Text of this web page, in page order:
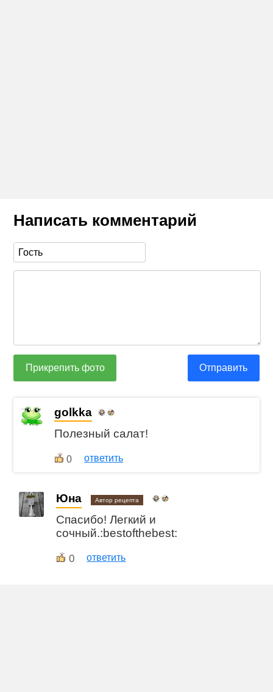
Написать комментарий
Прикрепить фото Отправить
golkka
Полезный салат!
0 ответить
Юна Автор рецепта
Спасибо! Легкий и
сочный.:bestofthebest:
0 ответить